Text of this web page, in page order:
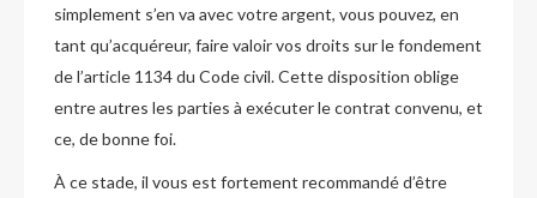
simplement s’en va avec votre argent, vous pouvez, en
tant qu’acquéreur, faire valoir vos droits sur le fondement
de l’article 1134 du Code civil. Cette disposition oblige
entre autres les parties à exécuter le contrat convenu, et
ce, de bonne foi.
À ce stade, il vous est fortement recommandé d’être